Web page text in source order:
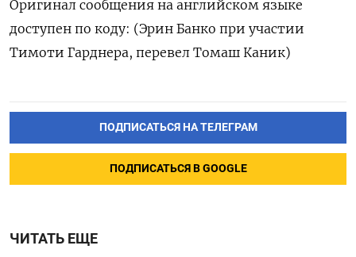
Оригинал сообщения на английском языке
доступен по коду: (Эрин Банко при участии
Тимоти Гарднера, перевел Томаш Каник)
ПОДПИСАТЬСЯ НА ТЕЛЕГРАМ
ПОДПИСАТЬСЯ В GOOGLE
ЧИТАТЬ ЕЩЕ